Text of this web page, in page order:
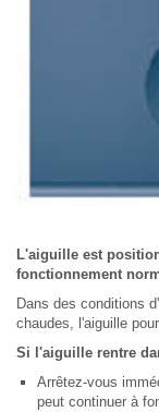
L'aiguille est
fonctionnement
Dans des conditions
chaudes, l'aiguille
Si l'aiguille rentre
Arrêtez-vous
peut continuer à